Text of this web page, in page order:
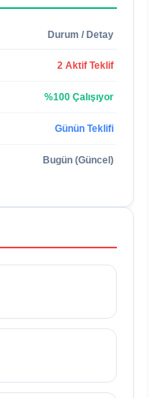
Durum / Detay
2 Aktif Teklif
%100 Çalışıyor
Günün Teklifi
Bugün (Güncel)